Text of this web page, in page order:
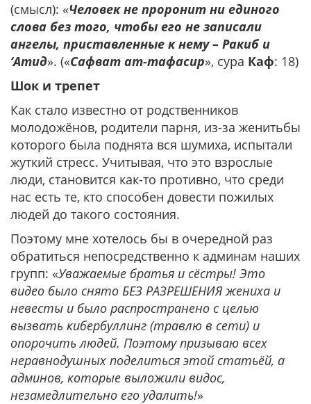
(смысл): «Человек не проронит ни единого
слова без того, чтобы его не записали
ангелы, приставленные к нему – Ракиб и
‘Атид». («Сафват ат-тафасир», сура Каф: 18)
Шок и трепет
Как стало известно от родственников
молодожёнов, родители парня, из-за женитьбы
которого была поднята вся шумиха, испытали
жуткий стресс. Учитывая, что это взрослые
люди, становится как-то противно, что среди
нас есть те, кто способен довести пожилых
людей до такого состояния.
Поэтому мне хотелось бы в очередной раз
обратиться непосредственно к админам наших
групп: «Уважаемые братья и сёстры! Это
видео было снято БЕЗ РАЗРЕШЕНИЯ жениха и
невесты и было распространено с целью
вызвать кибербуллинг (травлю в сети) и
опорочить людей. Поэтому призываю всех
неравнодушных поделиться этой статьёй, а
админов, которые выложили видос,
незамедлительно его удалить!»